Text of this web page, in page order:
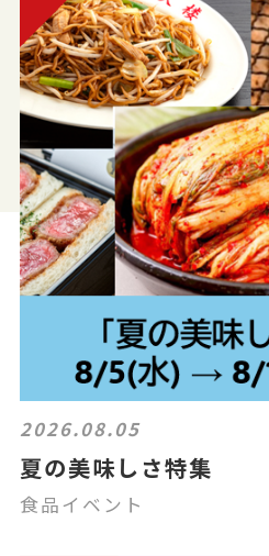
2026.08.05
夏の美味しさ特集
食品イベント